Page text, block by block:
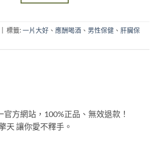
標籤:一片大好 、 應酬喝酒 、 男性保健 、 肝臟保
方網站，100%正品、無效退款！
天 讓你愛不釋手。